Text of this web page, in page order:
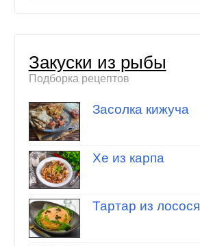
Закуски из рыбы
Подборка рецептов
Засолка кижуча
Хе из карпа
Тартар из лосося